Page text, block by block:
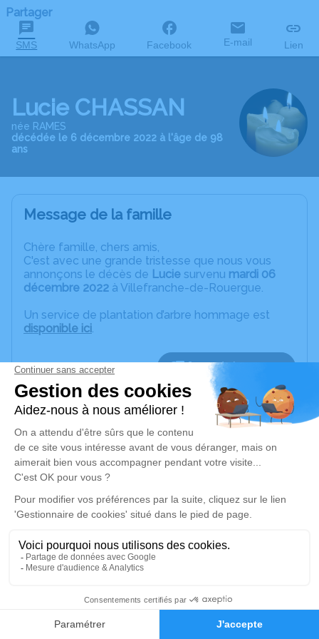
Faire-part Hommages
Partager
SMS WhatsApp Facebook E-mail Lien
Lucie CHASSAN
née RAMES
décédée le 6 décembre 2022 à l'âge de 98
ans
Message de la famille
Chère famille, chers amis,
C'est avec une grande tristesse que nous vous
annonçons le décès de Lucie survenu mardi 06
décembre 2022 à Villefranche-de-Rouergue.
Un service de plantation d’arbre hommage est
disponible ici.
Je rends hommage
Cérémonie religieuse
jeudi 08 décembre 2022 à 14h30
Collégiale Notre-Dame de Villefranche-de-
Rouergue
Place Notre Dame
Déroulé des obsèques
Repos en salon funéraire